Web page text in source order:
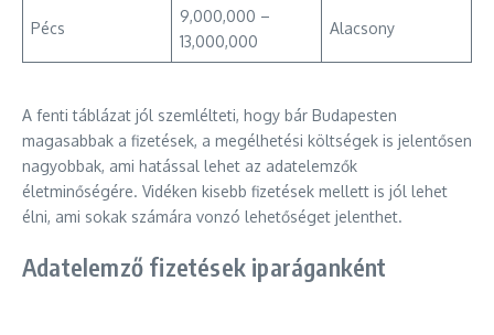
Pécs
9,000,000 –
13,000,000
Alacsony
A fenti táblázat jól szemlélteti, hogy bár Budapesten
magasabbak a fizetések, a megélhetési költségek is jelentősen
nagyobbak, ami hatással lehet az adatelemzők
életminőségére. Vidéken kisebb fizetések mellett is jól lehet
élni, ami sokak számára vonzó lehetőséget jelenthet.
Adatelemző fizetések iparáganként